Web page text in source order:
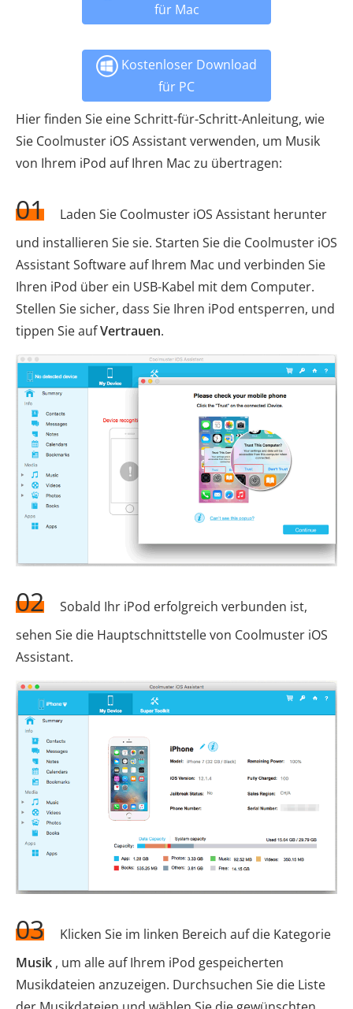
für Mac
Kostenloser Download
für PC
Hier finden Sie eine Schritt-für-Schritt-Anleitung, wie
Sie Coolmuster iOS Assistant verwenden, um Musik
von Ihrem iPod auf Ihren Mac zu übertragen:
01
Laden Sie Coolmuster iOS Assistant herunter
und installieren Sie sie. Starten Sie die Coolmuster iOS
Assistant Software auf Ihrem Mac und verbinden Sie
Ihren iPod über ein USB-Kabel mit dem Computer.
Stellen Sie sicher, dass Sie Ihren iPod entsperren, und
tippen Sie aufVertrauen.
02
Sobald Ihr iPod erfolgreich verbunden ist,
sehen Sie die Hauptschnittstelle von Coolmuster iOS
Assistant.
03
Klicken Sie im linken Bereich auf die Kategorie
Musik , um alle auf Ihrem iPod gespeicherten
Musikdateien anzuzeigen. Durchsuchen Sie die Liste